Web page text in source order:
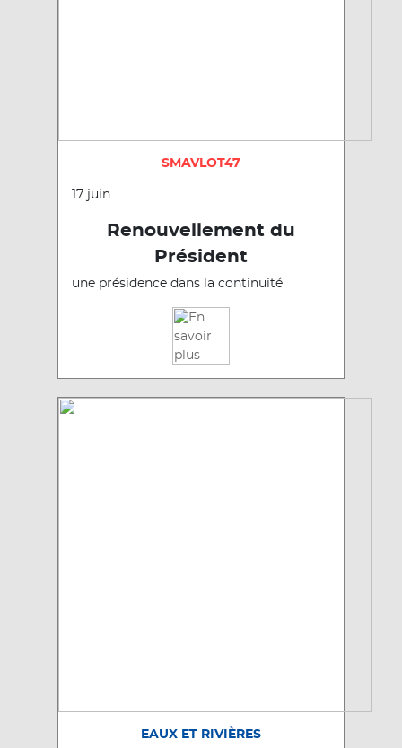
SMAVLOT47
17 juin
Renouvellement du
Président
une présidence dans la continuité
EAUX ET RIVIÈRES